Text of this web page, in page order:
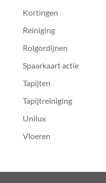
Kortingen
Reiniging
Rolgordijnen
Spaarkaart actie
Tapijten
Tapijtreiniging
Unilux
Vloeren